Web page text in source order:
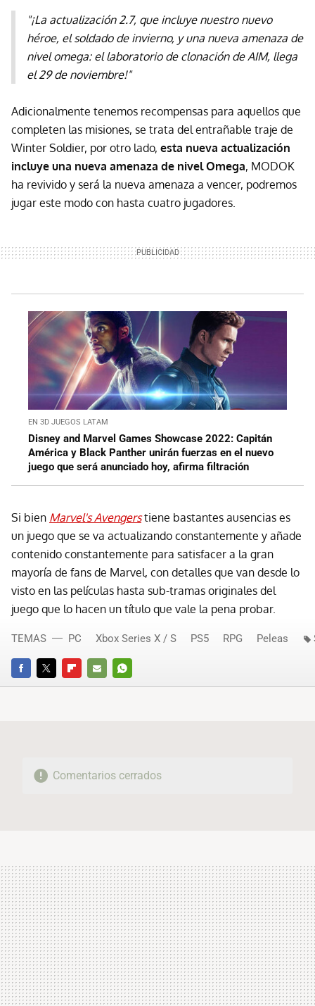
"¡La actualización 2.7, que incluye nuestro nuevo
héroe, el soldado de invierno, y una nueva amenaza de
nivel omega: el laboratorio de clonación de AIM, llega
el 29 de noviembre!"
Adicionalmente tenemos recompensas para aquellos que
completen las misiones, se trata del entrañable traje de
Winter Soldier, por otro lado, esta nueva actualización
incluye una nueva amenaza de nivel Omega, MODOK
ha revivido y será la nueva amenaza a vencer, podremos
jugar este modo con hasta cuatro jugadores.
EN 3D JUEGOS LATAM
Disney and Marvel Games Showcase 2022: Capitán
América y Black Panther unirán fuerzas en el nuevo
juego que será anunciado hoy, afirma filtración
Si bien Marvel's Avengerstiene bastantes ausencias es
un juego que se va actualizando constantemente y añade
contenido constantemente para satisfacer a la gran
mayoría de fans de Marvel, con detalles que van desde lo
visto en las películas hasta sub-tramas originales del
juego que lo hacen un título que vale la pena probar.
FACEBOOKTWITTERFLIPBOARD
E-
WHATSAPP
TEMAS PC Xbox Series X / S PS5 RPG Peleas
Comentarios cerrados